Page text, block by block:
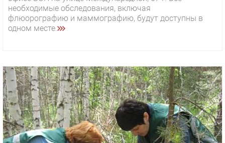
необходимые обследования, включая
флюорографию и маммографию, будут доступны в
одном месте.